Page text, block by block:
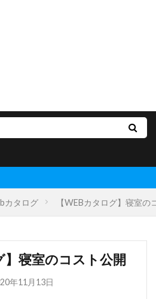
カタログ 【WEBカタログ】寝室の
】寝室のコスト公開
年11月13日